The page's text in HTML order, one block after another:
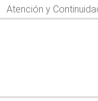
Atención y